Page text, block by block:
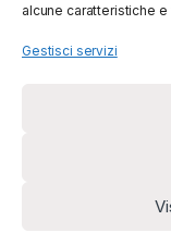
alcune caratteristiche e
Gestisci servizi